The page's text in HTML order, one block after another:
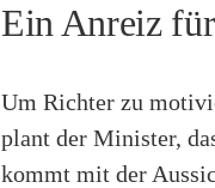
Ein Anreiz
Um Richter zu
plant der Minister,
kommt mit der